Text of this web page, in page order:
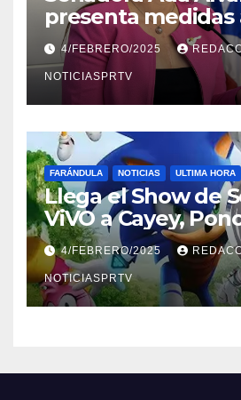
presenta medidas
violencia en el
4/FEBRERO/2025
NOTICIASPRTV
FARÁNDULA NOTICIAS ULTIMA HORA
Llega el Show de
ViVO a Cayey,
Barceloneta y
Relojes gratis para
compre ahora….
4/FEBRERO/2025
NOTICIASPRTV